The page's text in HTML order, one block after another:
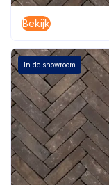
Bekijk
In de showroom